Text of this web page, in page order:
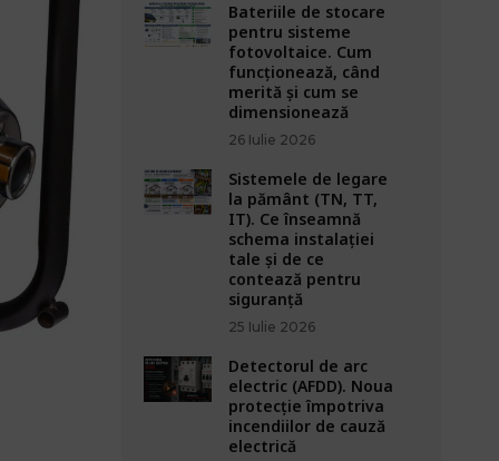
Bateriile de stocare
pentru sisteme
fotovoltaice. Cum
funcționează, când
merită și cum se
dimensionează
26 Iulie 2026
Sistemele de legare
la pământ (TN, TT,
IT). Ce înseamnă
schema instalației
tale și de ce
contează pentru
siguranță
25 Iulie 2026
Detectorul de arc
electric (AFDD). Noua
protecție împotriva
incendiilor de cauză
electrică